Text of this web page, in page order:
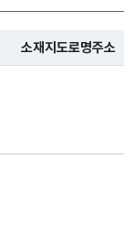
소재지도로명주소